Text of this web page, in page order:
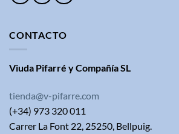
CONTACTO
Viuda Pifarré y Compañía SL
tienda@v-pifarre.com
(+34) 973 320 011
Carrer La Font 22, 25250, Bellpuig.